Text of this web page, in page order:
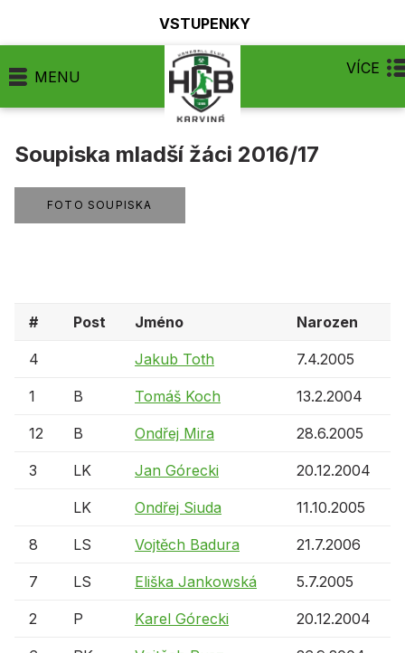
VSTUPENKY
MENU VÍCE
Soupiska mladší žáci 2016/17
FOTO SOUPISKA
# Post Jméno Narozen
4 Jakub Toth 7.4.2005
1 B Tomáš Koch 13.2.2004
12 B Ondřej Mira 28.6.2005
3 LK Jan Górecki 20.12.2004
LK Ondřej Siuda 11.10.2005
8 LS Vojtěch Badura 21.7.2006
7 LS Eliška Jankowská 5.7.2005
2 P Karel Górecki 20.12.2004